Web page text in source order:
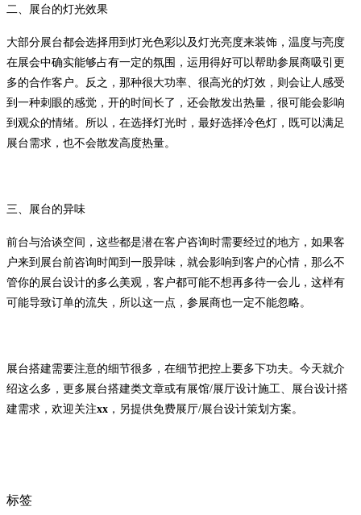
二、展台的灯光效果
大部分展台都会选择用到灯光色彩以及灯光亮度来装饰，温度与亮度
在展会中确实能够占有一定的氛围，运用得好可以帮助参展商吸引更
多的合作客户。反之，那种很大功率、很高光的灯效，则会让人感受
到一种刺眼的感觉，开的时间长了，还会散发出热量，很可能会影响
到观众的情绪。所以，在选择灯光时，最好选择冷色灯，既可以满足
展台需求，也不会散发高度热量。
三、展台的异味
前台与洽谈空间，这些都是潜在客户咨询时需要经过的地方，如果客
户来到展台前咨询时闻到一股异味，就会影响到客户的心情，那么不
管你的展台设计的多么美观，客户都可能不想再多待一会儿，这样有
可能导致订单的流失，所以这一点，参展商也一定不能忽略。
展台搭建需要注意的细节很多，在细节把控上要多下功夫。今天就介
绍这么多，更多展台搭建类文章或有展馆/展厅设计施工、展台设计搭
建需求，欢迎关注xx ，另提供免费展厅/展台设计策划方案。
标签